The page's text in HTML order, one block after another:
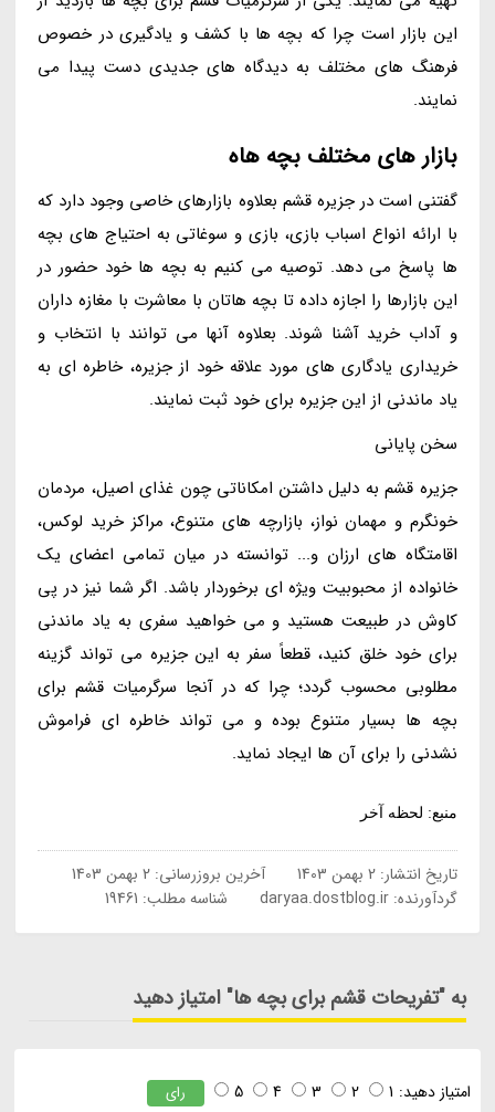
این بازار است چرا که بچه ها با کشف و یادگیری در خصوص
فرهنگ های مختلف به دیدگاه های جدیدی دست پیدا می
نمایند.
بازار های مختلف بچه هاه
گفتنی است در جزیره قشم بعلاوه بازارهای خاصی وجود دارد که
با ارائه انواع اسباب بازی، بازی و سوغاتی به احتیاج های بچه
ها پاسخ می دهد. توصیه می کنیم به بچه ها خود حضور در
این بازارها را اجازه داده تا بچه هاتان با معاشرت با مغازه داران
و آداب خرید آشنا شوند. بعلاوه آنها می توانند با انتخاب و
خریداری یادگاری های مورد علاقه خود از جزیره، خاطره ای به
یاد ماندنی از این جزیره برای خود ثبت نمایند.
سخن پایانی
جزیره قشم به دلیل داشتن امکاناتی چون غذای اصیل، مردمان
خونگرم و مهمان نواز، بازارچه های متنوع، مراکز خرید لوکس،
اقامتگاه های ارزان و... توانسته در میان تمامی اعضای یک
خانواده از محبوبیت ویژه ای برخوردار باشد. اگر شما نیز در پی
کاوش در طبیعت هستید و می خواهید سفری به یاد ماندنی
برای خود خلق کنید، قطعاً سفر به این جزیره می تواند گزینه
مطلوبی محسوب گردد؛ چرا که در آنجا سرگرمیات قشم برای
بچه ها بسیار متنوع بوده و می تواند خاطره ای فراموش
نشدنی را برای آن ها ایجاد نماید.
منبع: لحظه آخر
تاریخ انتشار:2 بهمن 1403 آخرین بروزرسانی:2 بهمن 1403
گردآورنده:daryaa.dostblog.ir شناسه مطلب: 19461
به "تفریحات قشم برای بچه ها" امتیاز دهید
امتیاز دهید: 1
2
3
4
5 رای